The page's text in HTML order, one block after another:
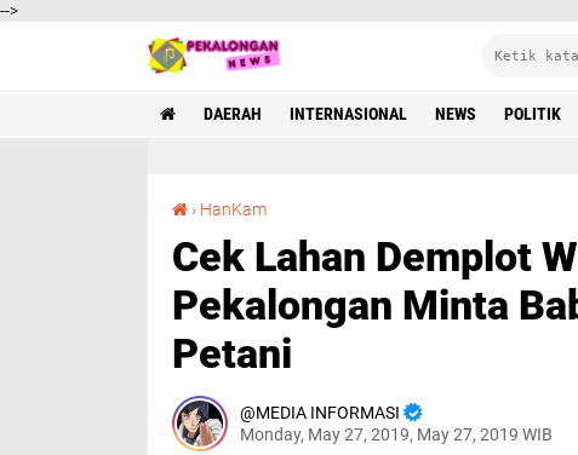
-->
DAERAH INTERNASIONAL NEWS POLITIK
› HanKam
Cek Lahan Demplot
Pekalongan Minta
Petani
MEDIA INFORMASI
Monday, May 27, 2019, May 27, 2019 WIB